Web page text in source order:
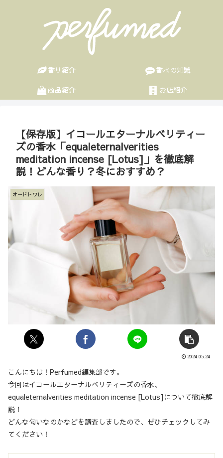
香り紹介
香水の知識
商品紹介
お店紹介
【保存版】イコールエターナルベリティー
ズの香水「equaleternalverities
meditation incense [Lotus]」を徹底解
説！どんな香り？冬におすすめ？
オードトワレ
2024.05.24
こんにちは！Perfumed編集部です。
今回はイコールエターナルベリティーズの香水、
equaleternalverities meditation incense [Lotus]について徹底解
説！
どんな匂いなのかなどを調査しましたので、ぜひチェックしてみ
てください！